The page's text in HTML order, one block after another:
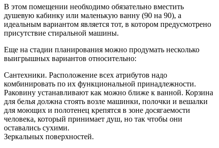
В этом помещении необходимо обязательно вместить
душевую кабинку или маленькую ванну (90 на 90), а
идеальным вариантом является тот, в котором предусмотрено
присутствие стиральной машины.
Еще на стадии планирования можно продумать несколько
выигрышных вариантов относительно:
Сантехники. Расположение всех атрибутов надо
комбинировать по их функциональной принадлежности.
Раковину устанавливают как можно ближе к ванной. Корзина
для белья должна стоять возле машинки, полочки и вешалки
для моющих и полотенец крепятся в зоне досягаемости
человека, который принимает душ, но так чтобы они
оставались сухими.
Зеркальных поверхностей.